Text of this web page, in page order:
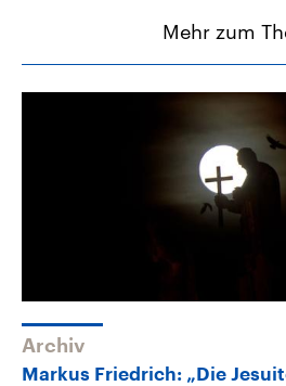
Mehr zum
Archiv
Markus Friedrich: „Die